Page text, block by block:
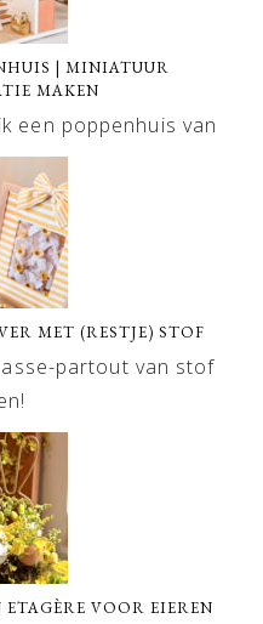
| MINIATUUR
MAKEN
een poppenhuis van
MET (RESTJE) STOF
partout van stof
VOOR EIEREN